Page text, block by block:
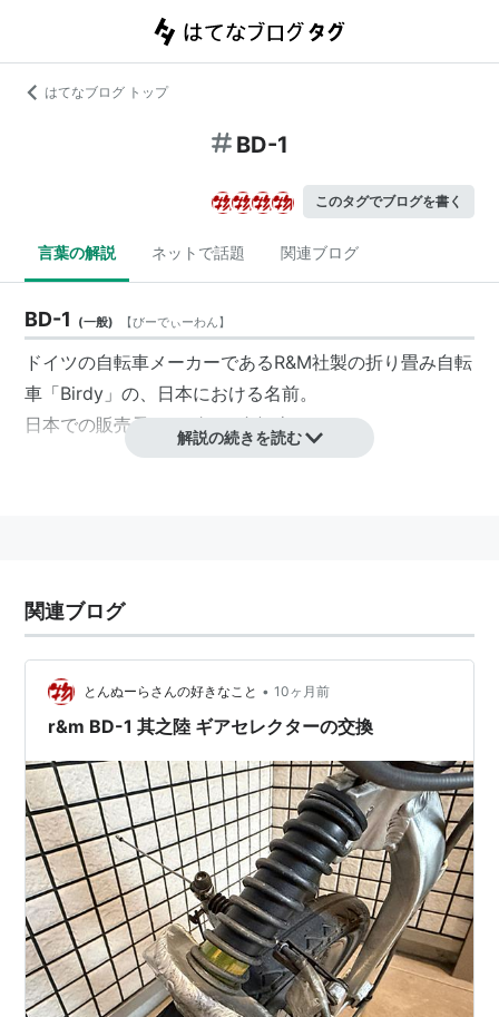
はてなブログ トップ
BD-1
このタグでブログを書く
言葉の解説 ネットで話題 関連ブログ
BD-1 (一般) 【びーでぃーわん】
ドイツの自転車メーカーであるR&M社製の折り畳み自転
車 「Birdy 」の、日本における名前。
日本での販売元はミズタニ自転車。
解説の続きを読む
関連ブログ
とんぬーらさんの好きなこと • 10ヶ月前
r&m BD-1 其之陸 ギアセレクターの交換